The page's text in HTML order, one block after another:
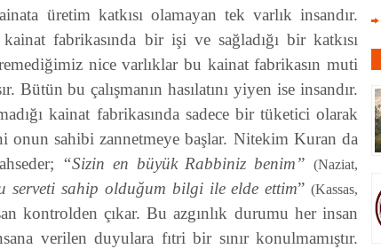
üretim katkısı olamayan tek varlık insandır.
kainat fabrikasında bir işi ve sağladığı bir katkısı
nice varlıklar bu kainat fabrikasın muti
Bütün bu çalışmanın hasılatını yiyen ise insandır.
kainat fabrikasında sadece bir tüketici olarak
onun sahibi zannetmeye başlar. Nitekim Kuran da
“Sizin en büyük Rabbiniz benim” (Naziat,
serveti sahip olduğum bilgi ile elde ettim”(Kassas,
kontrolden çıkar. Bu azgınlık durumu her insan
verilen duyulara fıtri bir sınır konulmamıştır.